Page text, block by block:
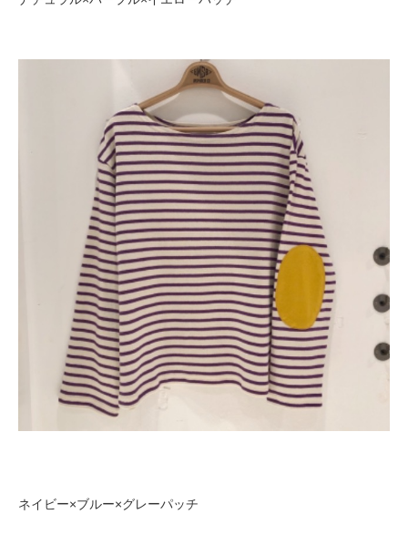
ネイビー×ブルー×グレーパッチ